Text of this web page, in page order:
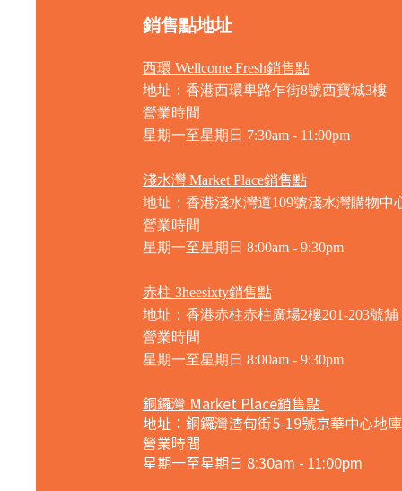
銷售點地址
西環 Wellcome Fresh銷售點
地址：香港西環卑路乍街8號西寶城3樓
營業時間
星期一至星期日 7:30am - 11:00pm
淺水灣 Market Place銷售點
地址：香港淺水灣道109號淺水灣購物中
營業時間
星期一至星期日 8:00am - 9:30pm
赤柱 3heesixty銷售點
地址：香港赤柱赤柱廣場2樓201-203號舖
營業時間
星期一至星期日 8:00am - 9:30pm
銅鑼灣 Market Place銷售點
地址：銅鑼灣渣甸街5-19號京華中心地
營業時間
星期一至星期日 8:30am - 11:00pm